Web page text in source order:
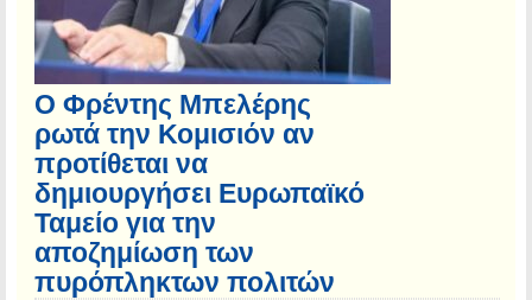
Ο Φρέντης Μπελέρης
ρωτά την Κομισιόν αν
προτίθεται να
δημιουργήσει Ευρωπαϊκό
Ταμείο για την
αποζημίωση των
πυρόπληκτων πολιτών